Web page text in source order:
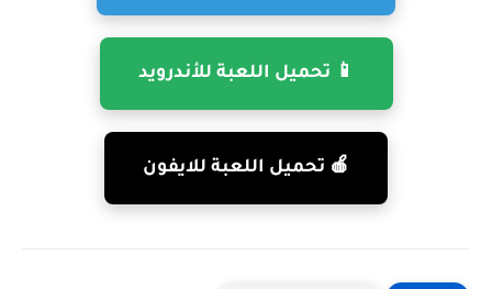
📱 تحميل اللعبة للأندرويد
🍎 تحميل اللعبة للايفون